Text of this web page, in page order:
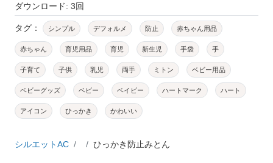
ダウンロード: 3回
タグ： シンプル デフォルメ 防止 赤ちゃん用品
赤ちゃん 育児用品 育児 新生児 手袋 手
子育て 子供 乳児 両手 ミトン ベビー用品
ベビーグッズ ベビー ベイビー ハートマーク ハート
アイコン ひっかき かわいい
シルエットAC ひっかき防止みとん